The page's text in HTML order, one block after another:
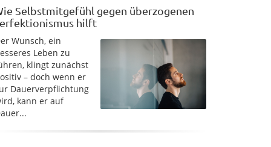
Selbstmitgefühl gegen überzogenen
hilft
Wunsch, ein
Leben zu
klingt zunächst
– doch wenn er
Dauerverpflichtung
kann er auf